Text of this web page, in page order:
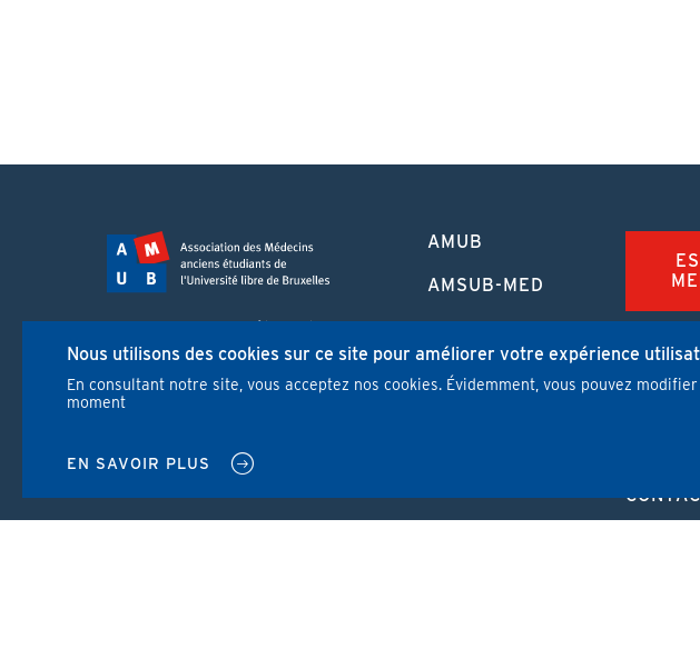
Route de Lennik 808/612
1070 Bruxelles
+32 2 555 67 94
SOCIAL
MENU
PIED
PAGE
AMUB
AMSUB-MED
FORMATION
CONTINUE
REVUE MÉDICALE
FAQ
JOBS
Nous utilisons des cookies sur ce site pour améliorer votre expérience
En consultant notre site, vous acceptez nos cookies. Évidemment, vous pouvez
moment
EN SAVOIR PLUS